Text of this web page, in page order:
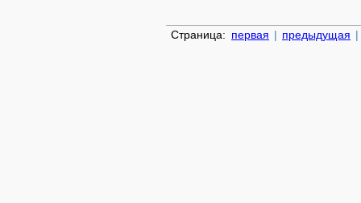
Страница: первая | предыдущая |